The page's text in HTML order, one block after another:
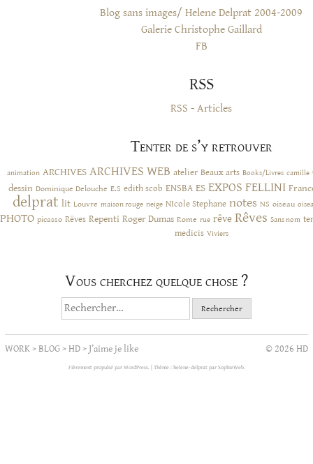
Blog sans images/ Helene Delprat 2004-2009
Galerie Christophe Gaillard
FB
RSS
RSS - Articles
Tenter de s’y retrouver
animation ARCHIVES ARCHIVES WEB atelier Beaux arts Books/Livres camille
dessin Dominique Delouche E.S edith scob ENSBA ES EXPOS FELLINI
delprat lit Louvre maison rouge neige NIcole Stephane notes NS oiseau
PHOTO picasso Rêves Repenti Roger Dumas Rome rue rêve Rêves Sans nom
medicis Viviers
Vous cherchez quelque chose ?
Rechercher :
WORK>BLOG>HD>J’aime je like © 2026 HD
Fièrement propulsé par WordPress. Thème : helene-delprat par SophieWeb.